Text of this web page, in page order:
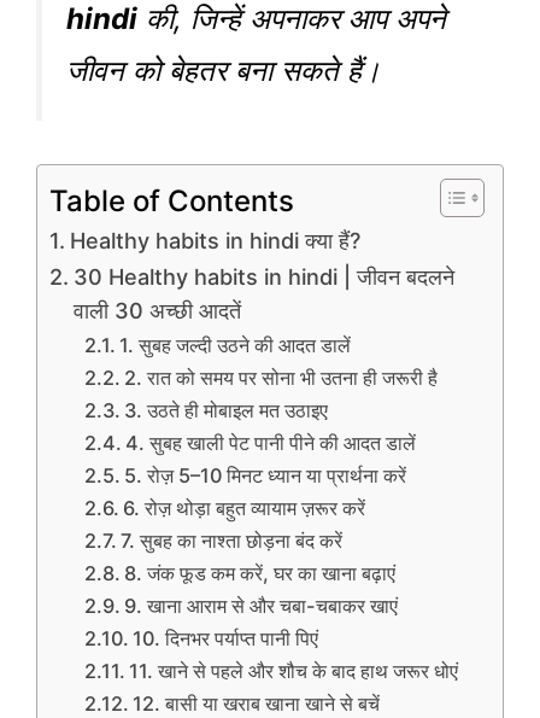
hindi की, जिन्हें अपनाकर आप अपने
जीवन को बेहतर बना सकते हैं।
Table of Contents
Healthy habits in hindi क्या हैं?
30 Healthy habits in hindi | जीवन बदलने
वाली 30 अच्छी आदतें
1. सुबह जल्दी उठने की आदत डालें
2. रात को समय पर सोना भी उतना ही जरूरी है
3. उठते ही मोबाइल मत उठाइए
4. सुबह खाली पेट पानी पीने की आदत डालें
5. रोज़ 5–10 मिनट ध्यान या प्रार्थना करें
6. रोज़ थोड़ा बहुत व्यायाम ज़रूर करें
7. सुबह का नाश्ता छोड़ना बंद करें
8. जंक फूड कम करें, घर का खाना बढ़ाएं
9. खाना आराम से और चबा-चबाकर खाएं
10. दिनभर पर्याप्त पानी पिएं
11. खाने से पहले और शौच के बाद हाथ जरूर धोएं
12. बासी या खराब खाना खाने से बचें